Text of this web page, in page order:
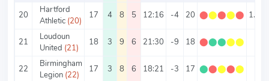
20
Hartford
Athletic (20)
17 4 8 5 12:16 -4 20 ⬤⬤⬤⬤⬤ 1.18
21
Loudoun
United (21)
18 3 9 6 21:30 -9 18 ⬤⬤⬤⬤⬤
22
Birmingham
Legion (22)
17 3 8 6 18:21 -3 17 ⬤⬤⬤⬤⬤